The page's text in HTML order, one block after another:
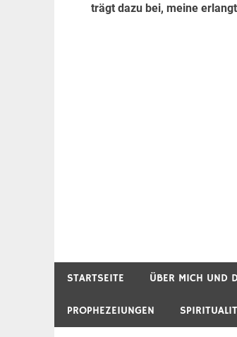
trägt dazu bei, meine
STARTSEITE ÜBER MICH UND
PROPHEZEIUNGEN